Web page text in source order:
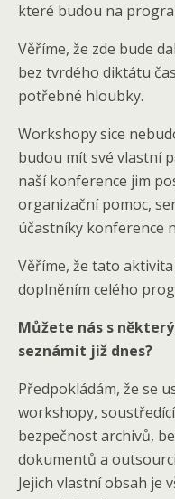
které budou na
Věříme, že zde bude
bez tvrdého diktátu
potřebné hloubky.
Workshopy sice
budou mít své vlastní
naší konference jim
organizační pomoc,
účastníky konference
Věříme, že tato
doplněním celého
Můžete nás s
seznámit již dnes?
Předpokládám, že se
workshopy,
bezpečnost archivů,
dokumentů a
Jejich vlastní obsah je